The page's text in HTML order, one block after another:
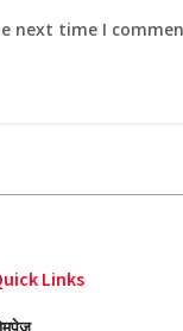
next time I
Links